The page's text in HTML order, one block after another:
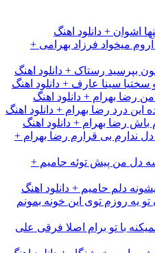
اشوان + دانلود اهنگ
میخواد فرزاد بهرامی +
بپرسید رستاک + دانلود اهنگ
سختیا سینا عارف + دانلود اهنگ
رضا بهرام + دانلود اهنگ
درد رضا بهرام + دانلود اهنگ
رضا بهرام + دانلود اهنگ
دل ندارم بی قرارم رضا بهرام +
دل من پیش توئه حامیم +
دلم حامیم + دانلود اهنگ
تو یه روزم توی این خونه بمونم
با تو برام اصلا فرقی علی